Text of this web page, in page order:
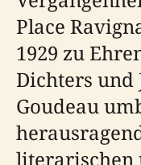
Place
1929 zu
Dichters und
Goudeau
literarischen